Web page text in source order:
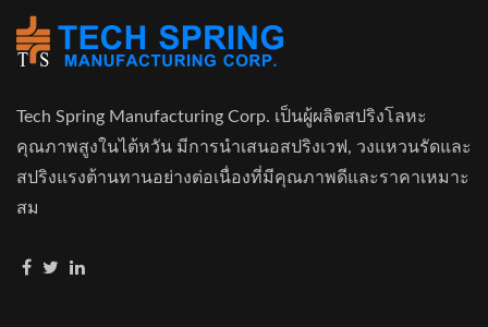
Tech Spring Manufacturing Corp. เป็นผู้ผลิตสปริงโลหะ
คุณภาพสูงในไต้หวัน มีการนำเสนอสปริงเวฟ, วงแหวนรัดและ
สปริงแรงต้านทานอย่างต่อเนื่องที่มีคุณภาพดีและราคาเหมาะ
สม